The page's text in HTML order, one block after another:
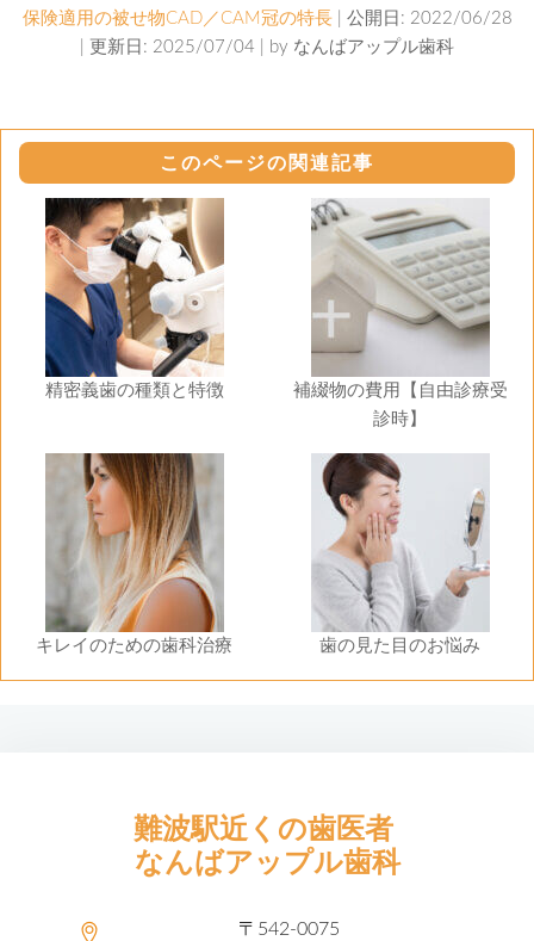
保険適用の被せ物CAD／CAM冠の特長| 公開日: 2022/06/28
| 更新日: 2025/07/04 | by なんばアップル歯科
このページの関連記事
精密義歯の種類と特徴
補綴物の費用【自由診療受
診時】
キレイのための歯科治療 歯の見た目のお悩み
難波駅近くの歯医者
なんばアップル歯科
〒542-0075